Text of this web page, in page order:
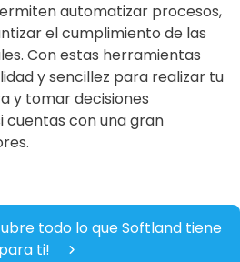
automatizar procesos,
el cumplimiento de las
Con estas herramientas
y sencillez para realizar tu
y tomar decisiones
cuentas con una gran
todo lo que Softland tiene
para ti!